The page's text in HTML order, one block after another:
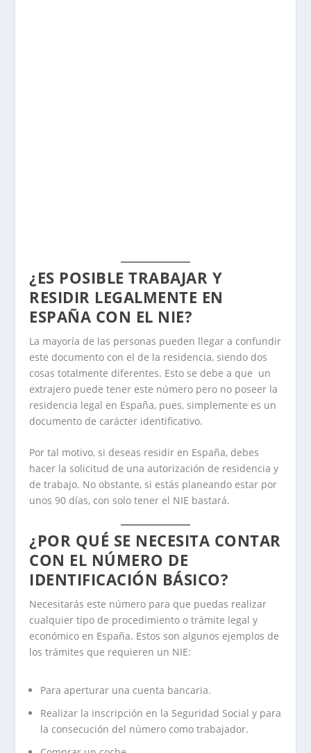
¿ES POSIBLE TRABAJAR Y
RESIDIR LEGALMENTE EN
ESPAÑA CON EL NIE?
La mayoría de las personas pueden llegar a confundir
este documento con el de la residencia, siendo dos
cosas totalmente diferentes. Esto se debe a que un
extrajero puede tener este número pero no poseer la
residencia legal en España, pues, simplemente es un
documento de carácter identificativo.
Por tal motivo, si deseas residir en España, debes
hacer la solicitud de una autorización de residencia y
de trabajo. No obstante, si estás planeando estar por
unos 90 días, con solo tener el NIE bastará.
¿POR QUÉ SE NECESITA CONTAR
CON EL NÚMERO DE
IDENTIFICACIÓN BÁSICO?
Necesitarás este número para que puedas realizar
cualquier tipo de procedimiento o trámite legal y
económico en España. Estos son algunos ejemplos de
los trámites que requieren un NIE:
Para aperturar una cuenta bancaria.
Realizar la inscripción en la Seguridad Social y para
la consecución del número como trabajador.